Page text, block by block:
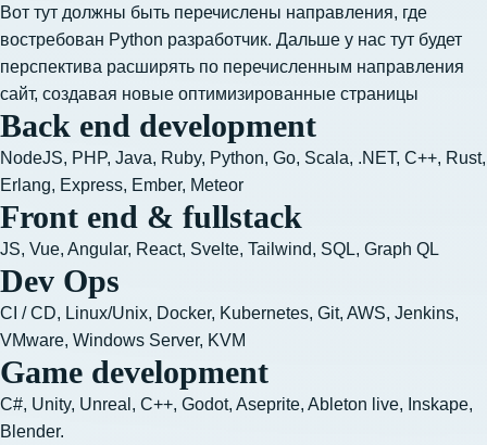
Вот тут должны быть перечислены направления, где
востребован Python разработчик. Дальше у нас тут будет
перспектива расширять по перечисленным направления
сайт, создавая новые оптимизированные страницы
Back end development
NodeJS, PHP, Java, Ruby, Python, Go, Scala, .NET, C++, Rust,
Erlang, Express, Ember, Meteor
Front end & fullstack
JS, Vue, Angular, React, Svelte, Tailwind, SQL, Graph QL
Dev Ops
CI / CD, Linux/Unix, Docker, Kubernetes, Git, AWS, Jenkins,
VMware, Windows Server, KVM
Game development
C#, Unity, Unreal, C++, Godot, Aseprite, Ableton live, Inskape,
Blender.